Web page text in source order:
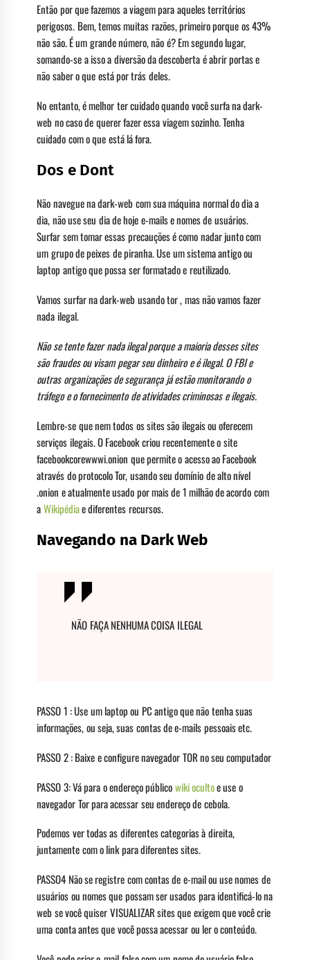
Então por que fazemos a viagem para aqueles territórios
perigosos. Bem, temos muitas razões, primeiro porque os 43%
não são. É um grande número, não é? Em segundo lugar,
somando-se a isso a diversão da descoberta é abrir portas e
não saber o que está por trás deles.
No entanto, é melhor ter cuidado quando você surfa na dark-
web no caso de querer fazer essa viagem sozinho. Tenha
cuidado com o que está lá fora.
Dos e Dont
Não navegue na dark-web com sua máquina normal do dia a
dia, não use seu dia de hoje e-mails e nomes de usuários.
Surfar sem tomar essas precauções é como nadar junto com
um grupo de peixes de piranha. Use um sistema antigo ou
laptop antigo que possa ser formatado e reutilizado.
Vamos surfar na dark-web usando tor , mas não vamos fazer
nada ilegal.
Não se tente fazer nada ilegal porque a maioria desses sites
são fraudes ou visam pegar seu dinheiro e é ilegal. O FBI e
outras organizações de segurança já estão monitorando o
tráfego e o fornecimento de atividades criminosas e ilegais.
Lembre-se que nem todos os sites são ilegais ou oferecem
serviços ilegais. O Facebook criou recentemente o site
facebookcorewwwi.onion que permite o acesso ao Facebook
através do protocolo Tor, usando seu domínio de alto nível
.onion e atualmente usado por mais de 1 milhão de acordo com
aWikipédiae diferentes recursos.
Navegando na Dark Web
NÃO FAÇA NENHUMA COISA ILEGAL
PASSO 1 : Use um laptop ou PC antigo que não tenha suas
informações, ou seja, suas contas de e-mails pessoais etc.
PASSO 2 : Baixe e configure navegador TOR no seu computador
PASSO 3: Vá para o endereço públicowiki ocultoe use o
navegador Tor para acessar seu endereço de cebola.
Podemos ver todas as diferentes categorias à direita,
juntamente com o link para diferentes sites.
PASSO4 Não se registre com contas de e-mail ou use nomes de
usuários ou nomes que possam ser usados para identificá-lo na
web se você quiser VISUALIZAR sites que exigem que você crie
uma conta antes que você possa acessar ou ler o conteúdo.